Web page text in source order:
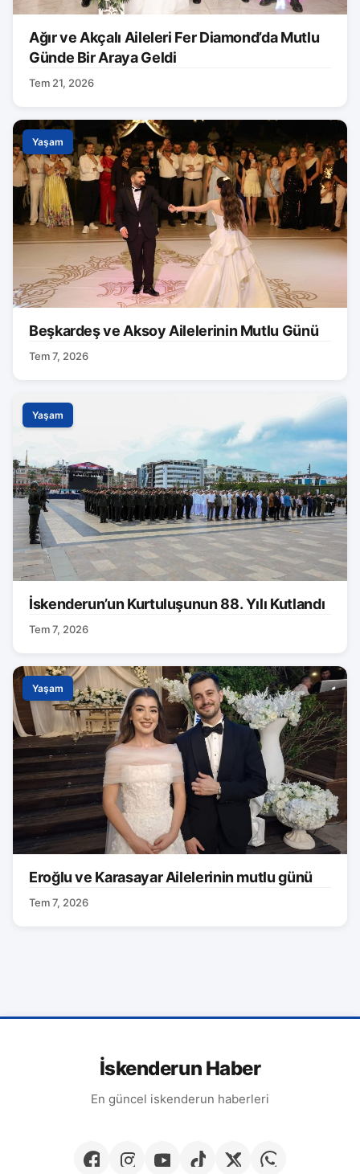
Ağır ve Akçalı Aileleri Fer Diamond’da Mutlu
Günde Bir Araya Geldi
Tem 21, 2026
Yaşam
Beşkardeş ve Aksoy Ailelerinin Mutlu Günü
Tem 7, 2026
Yaşam
İskenderun’un Kurtuluşunun 88. Yılı Kutlandı
Tem 7, 2026
Yaşam
Eroğlu ve Karasayar Ailelerinin mutlu günü
Tem 7, 2026
İskenderun Haber
En güncel iskenderun haberleri